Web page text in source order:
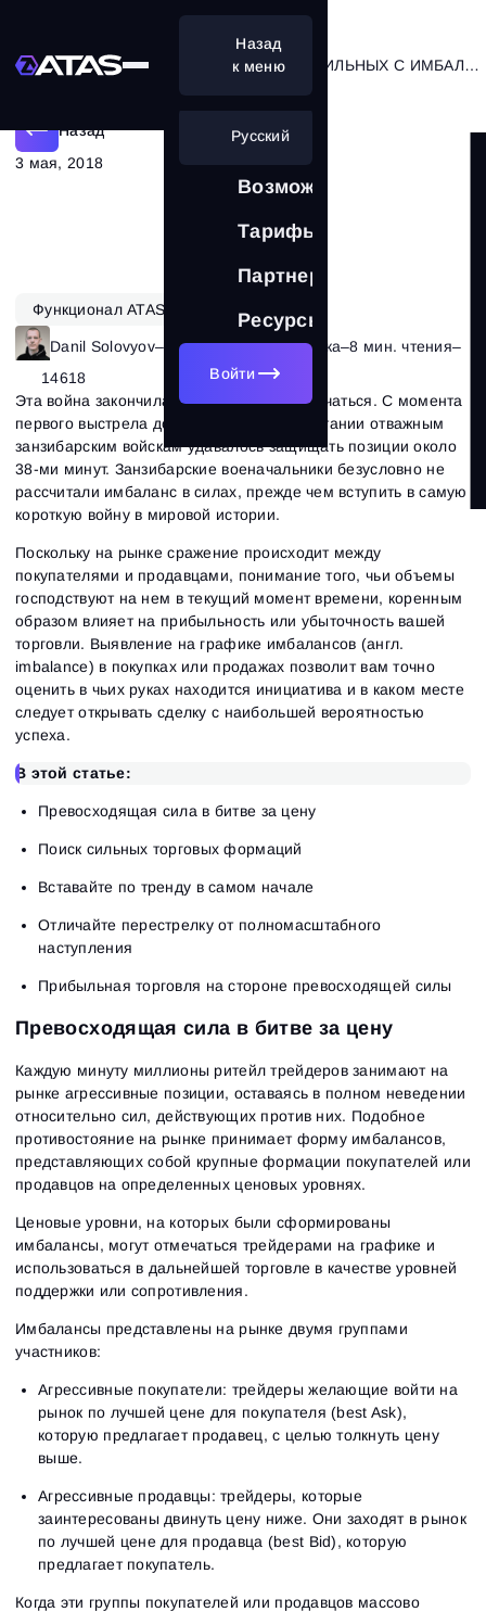
Возможности
Тарифы
Партнерам
Ресурсы
Русский
Войти
Назад
к меню
КАК ТОРГОВАТЬ НА СТОРОНЕ СИЛЬНЫХ С ИМБАЛАНСОМ
Назад
3 мая, 2018
Функционал ATAS
Danil Solovyov– Рубрика: Основы рынка–8 мин. чтения–
14618
Эта война закончилась, даже не успев начаться. С момента
первого выстрела до полной победы Британии отважным
занзибарским войскам удавалось защищать позиции около
38-ми минут. Занзибарские военачальники безусловно не
рассчитали имбаланс в силах, прежде чем вступить в самую
короткую войну в мировой истории.
Поскольку на рынке сражение происходит между
покупателями и продавцами, понимание того, чьи объемы
господствуют на нем в текущий момент времени, коренным
образом влияет на прибыльность или убыточность вашей
торговли. Выявление на графике имбалансов (англ.
imbalance) в покупках или продажах позволит вам точно
оценить в чьих руках находится инициатива и в каком месте
следует открывать сделку с наибольшей вероятностью
успеха.
В этой статье:
Превосходящая сила в битве за цену
Поиск сильных торговых формаций
Вставайте по тренду в самом начале
Отличайте перестрелку от полномасштабного
наступления
Прибыльная торговля на стороне превосходящей силы
Превосходящая сила в битве за цену
Каждую минуту миллионы ритейл трейдеров занимают на
рынке агрессивные позиции, оставаясь в полном неведении
относительно сил, действующих против них. Подобное
противостояние на рынке принимает форму имбалансов,
представляющих собой крупные формации покупателей или
продавцов на определенных ценовых уровнях.
Ценовые уровни, на которых были сформированы
имбалансы, могут отмечаться трейдерами на графике и
использоваться в дальнейшей торговле в качестве уровней
поддержки или сопротивления.
Имбалансы представлены на рынке двумя группами
участников:
Агрессивные покупатели: трейдеры желающие войти на
рынок по лучшей цене для покупателя (best Ask),
которую предлагает продавец, с целью толкнуть цену
выше.
Агрессивные продавцы: трейдеры, которые
заинтересованы двинуть цену ниже. Они заходят в рынок
по лучшей цене для продавца (best Bid), которую
предлагает покупатель.
Когда эти группы покупателей или продавцов массово